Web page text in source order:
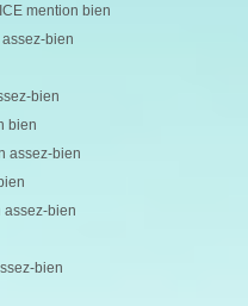
mention bien
bien
bien
bien
assez-bien
assez-bien
bien